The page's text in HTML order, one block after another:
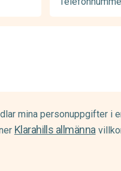
mina personuppgifter i
Klarahills allmänna